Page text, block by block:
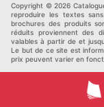
Copyright © 2026
reproduire les textes
brochures des produits
réduits proviennent des
valables à partir de et
Le but de ce site est
prix peuvent varier en